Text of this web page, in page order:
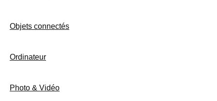
Objets connectés
Ordinateur
Photo & Vidéo